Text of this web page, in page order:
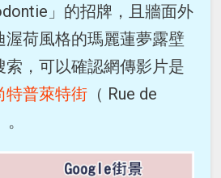
」的招牌，且牆面外
渥荷風格的瑪麗蓮夢露壁
索，可以確認網傳影片是
特普萊特街 （ Rue de